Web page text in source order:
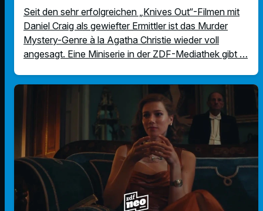
Seit den sehr erfolgreichen „Knives Out“-Filmen mit
Daniel Craig als gewiefter Ermittler ist das Murder
Mystery-Genre à la Agatha Christie wieder voll
angesagt. Eine Miniserie in der ZDF-Mediathek gibt …